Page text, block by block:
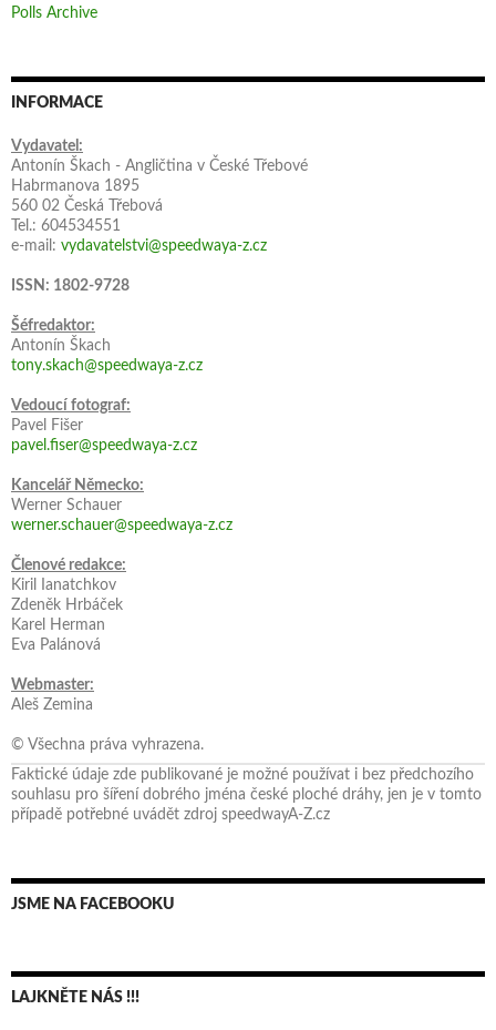
Polls Archive
INFORMACE
Vydavatel:
Antonín Škach - Angličtina v České Třebové
Habrmanova 1895
560 02 Česká Třebová
Tel.: 604534551
e-mail: vydavatelstvi@speedwaya-z.cz
ISSN: 1802-9728
Šéfredaktor:
Antonín Škach
tony.skach@speedwaya-z.cz
Vedoucí fotograf:
Pavel Fišer
pavel.fiser@speedwaya-z.cz
Kancelář Německo:
Werner Schauer
werner.schauer@speedwaya-z.cz
Členové redakce:
Kiril Ianatchkov
Zdeněk Hrbáček
Karel Herman
Eva Palánová
Webmaster:
Aleš Zemina
© Všechna práva vyhrazena.
Faktické údaje zde publikované je možné používat i bez předchozího
souhlasu pro šíření dobrého jména české ploché dráhy, jen je v tomto
případě potřebné uvádět zdroj speedwayA-Z.cz
JSME NA FACEBOOKU
LAJKNĚTE NÁS !!!